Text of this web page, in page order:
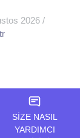
2026 /
SİZE NASIL
YARDIMCI